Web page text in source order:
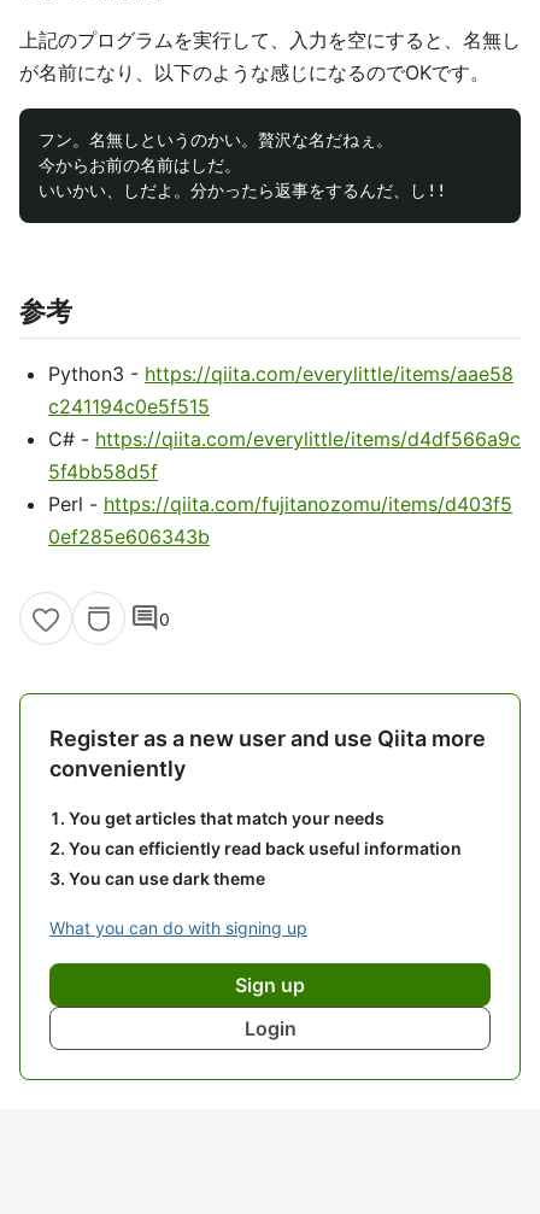
上記のプログラムを実行して、入力を空にすると、名無し
が名前になり、以下のような感じになるのでOKです。
フン。名無しというのかい。贅沢な名だねぇ。
今からお前の名前はしだ。
参考
Python3 - https://qiita.com/everylittle/items/aae58
c241194c0e5f515
C# - https://qiita.com/everylittle/items/d4df566a9c
5f4bb58d5f
Perl - https://qiita.com/fujitanozomu/items/d403f5
0ef285e606343b
comment0
Register as a new user and use Qiita more
conveniently
You get articles that match your needs
You can efficiently read back useful information
You can use dark theme
What you can do with signing up
Sign up
Login